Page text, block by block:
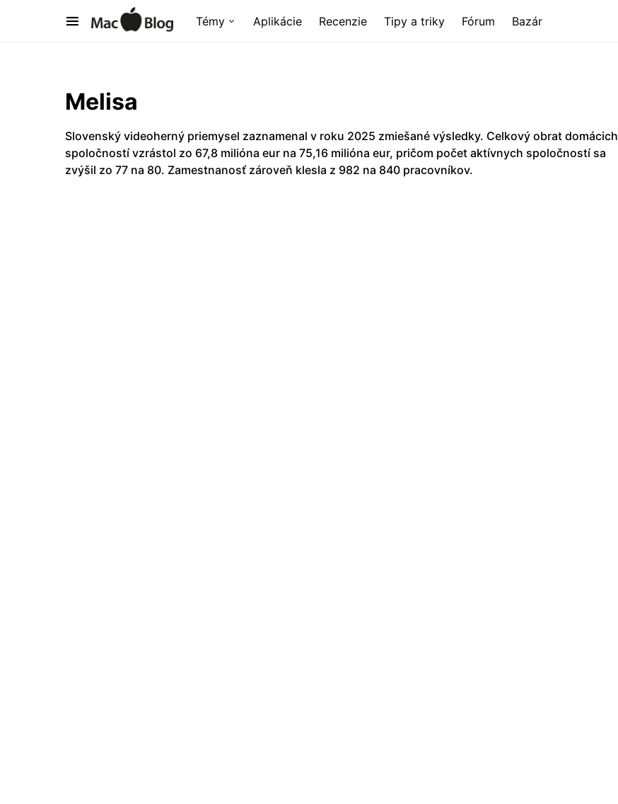
Témy Aplikácie Recenzie Tipy a triky Fórum Bazár
Melisa
Slovenský videoherný priemysel zaznamenal v roku 2025 zmiešané výsledky. Celkový obrat domácich
spoločností vzrástol zo 67,8 milióna eur na 75,16 milióna eur, pričom počet aktívnych spoločností sa
zvýšil zo 77 na 80. Zamestnanosť zároveň klesla z 982 na 840 pracovníkov.